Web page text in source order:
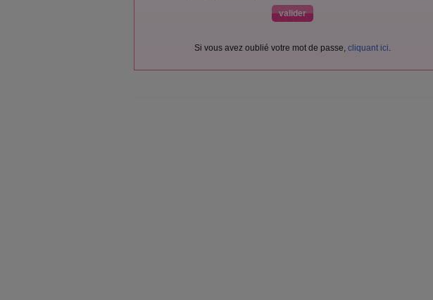
Si vous avez oublié votre mot de passe, cliquant ici.